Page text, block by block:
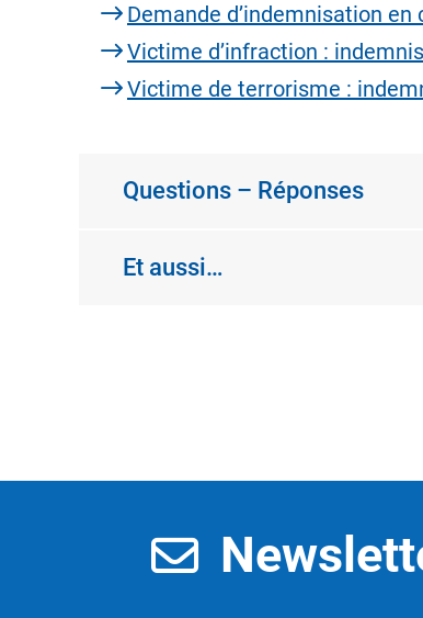
Demande d’indemnisation
Victime d’infraction :
Victime de terrorisme :
Questions – Réponses
Et aussi…